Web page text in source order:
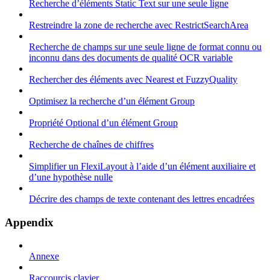
Recherche d’éléments Static Text sur une seule ligne
Restreindre la zone de recherche avec RestrictSearchArea
Recherche de champs sur une seule ligne de format connu ou
inconnu dans des documents de qualité OCR variable
Rechercher des éléments avec Nearest et FuzzyQuality
Optimisez la recherche d’un élément Group
Propriété Optional d’un élément Group
Recherche de chaînes de chiffres
Simplifier un FlexiLayout à l’aide d’un élément auxiliaire et
d’une hypothèse nulle
Décrire des champs de texte contenant des lettres encadrées
Appendix
Annexe